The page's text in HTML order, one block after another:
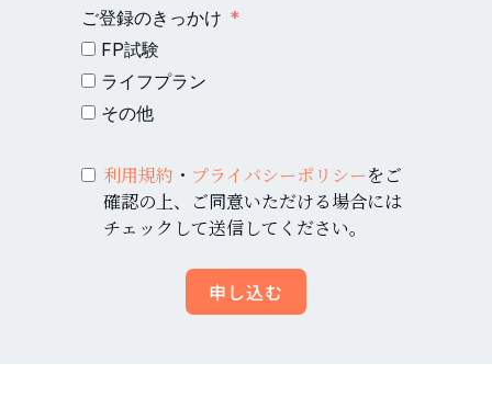
ご登録のきっかけ
FP試験
ライフプラン
その他
利用規約 ・ プライバシーポリシーをご
確認の上、ご同意いただける場合には
チェックして送信してください。
申し込む